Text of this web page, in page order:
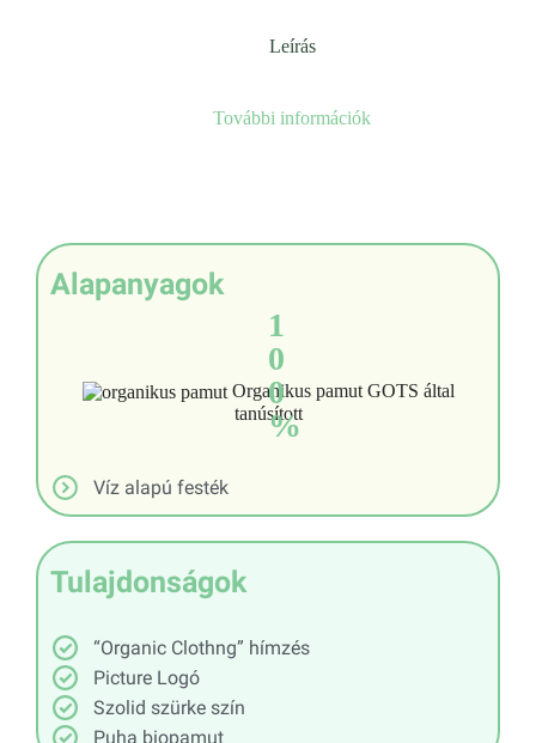
Leírás
További információk
Alapanyagok
1
0
0
%
Organikus pamut GOTS által
tanúsított
Víz alapú festék
Tulajdonságok
“Organic Clothng” hímzés
Picture Logó
Szolid szürke szín
Puha biopamut